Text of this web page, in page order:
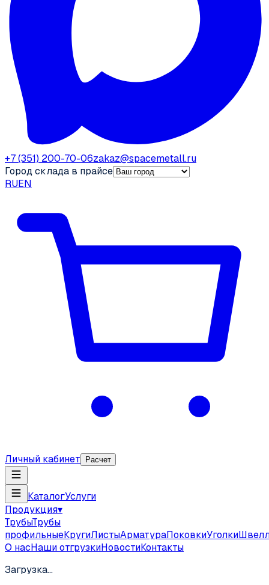
+7 (351) 200-70-06zakaz@spacemetall.ru
Город склада в прайсе
RUEN
Личный кабинет Расчет
КаталогУслуги
Продукция▾
ТрубыТрубы
профильныеКругиЛистыАрматураПоковкиУголки
О насНаши отгрузкиНовостиКонтакты
Загрузка…